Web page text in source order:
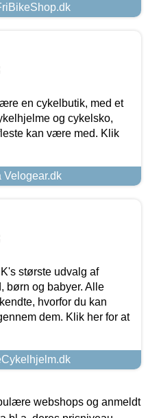
en cykelbutik, med et
og cykelsko,
kan være med. Klik
Velogear.dk
største udvalg af
børn og babyer. Alle
hvorfor du kan
dem. Klik her for at
webshops og anmeldt